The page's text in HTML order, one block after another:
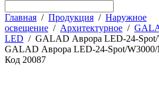
Главная / Продукция / Наружное
освещение / Архитектурное /
LED / GALAD Аврора LED-24-
GALAD Аврора LED-24-Spot/
Код 20087